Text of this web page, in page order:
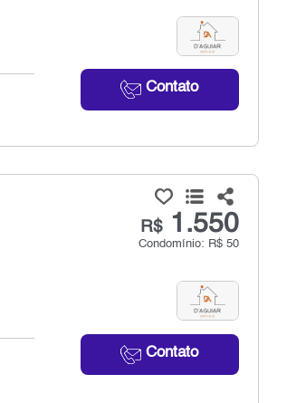
Contato
R$1.550
Condomínio: R$ 50
Contato